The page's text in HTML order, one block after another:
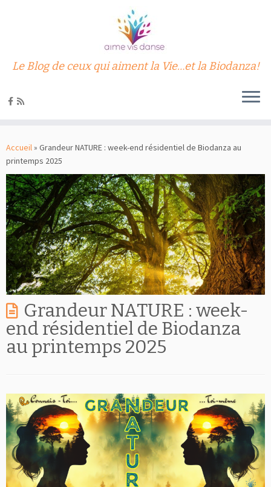
au
contenu
Le Blog de ceux qui aiment la Vie…et la Biodanza!
Accueil» Grandeur NATURE : week-end résidentiel de Biodanza au
printemps 2025
Grandeur NATURE : week-
end résidentiel de Biodanza
au printemps 2025